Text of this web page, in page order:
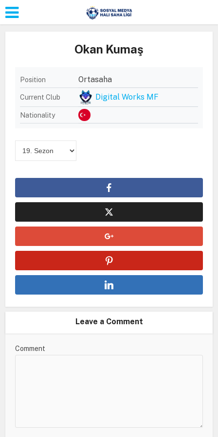
Okan Kumaş
Position Ortasaha
Current Club Digital Works MF
Nationality
Leave a Comment
Comment